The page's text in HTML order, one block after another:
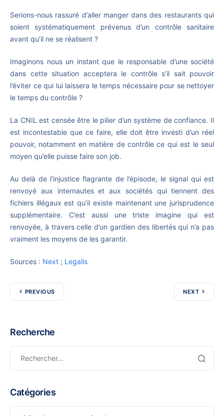
Serions-nous rassuré d’aller manger dans des restaurants qui
soient systématiquement prévenus d’un contrôle sanitaire
avant qu’il ne se réalisent ?
Imaginons nous un instant que le responsable d’une société
dans cette situation acceptera le contrôle s’il sait pouvoir
l’éviter ce qui lui laissera le temps nécessaire pour se nettoyer
le temps du contrôle ?
La CNIL est censée être le pilier d’un système de confiance. Il
est incontestable que ce faire, elle doit être investi d’un réel
pouvoir, notamment en matière de contrôle ce qui est le seul
moyen qu’elle puisse faire son job.
Au delà de l’injustice flagrante de l’épisode, le signal qui est
renvoyé aux internautes et aux sociétés qui tiennent des
fichiers illégaux est qu’il existe maintenant une jurisprudence
supplémentaire. C’est aussi une triste imagine qui est
renvoyée, à travers celle d’un gardien des libertés qui n’a pas
vraiment les moyens de les garantir.
Sources : Next ; Legalis
PREVIOUS NEXT
Recherche
Catégories